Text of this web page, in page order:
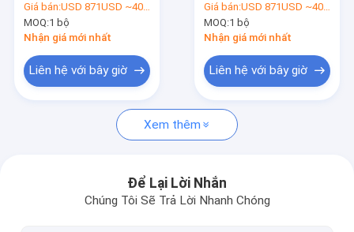
Tin tức
nói chuyện ngay.
Pergola có màn cửa nhôm
Pergola vải kéo lại
nhôm Louvered
Pergola cho biệt thự
Giá bán:USD 871USD ~4000USD or more based on the sizes
MOQ:1 bộ
Nhận giá mới nhất
Liên hệ với bây giờ
điện loại hạng nặng
Giá bán:USD 871USD ~4000USD or more based on the sizes
MOQ:1 bộ
Nhận giá mới nhất
Liên hệ với bây giờ
Xem thêm
Để Lại Lời Nhắn
Chúng Tôi Sẽ Trả Lời Nhanh Chóng